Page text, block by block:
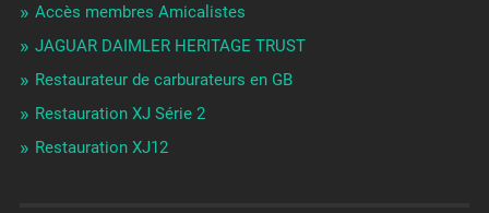
Accès membres Amicalistes
JAGUAR DAIMLER HERITAGE TRUST
Restaurateur de carburateurs en GB
Restauration XJ Série 2
Restauration XJ12